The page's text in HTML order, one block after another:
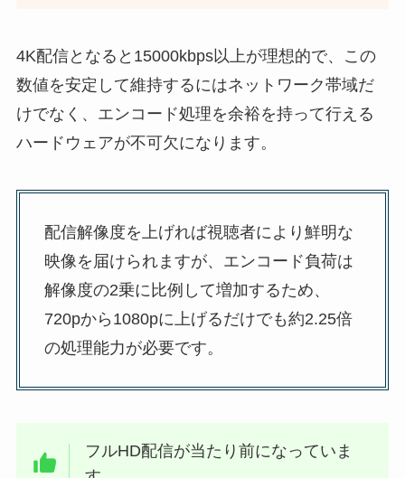
4K配信となると15000kbps以上が理想的で、この
数値を安定して維持するにはネットワーク帯域だ
けでなく、エンコード処理を余裕を持って行える
ハードウェアが不可欠になります。
配信解像度を上げれば視聴者により鮮明な
映像を届けられますが、エンコード負荷は
解像度の2乗に比例して増加するため、
720pから1080pに上げるだけでも約2.25倍
の処理能力が必要です。
フルHD配信が当たり前になっていま